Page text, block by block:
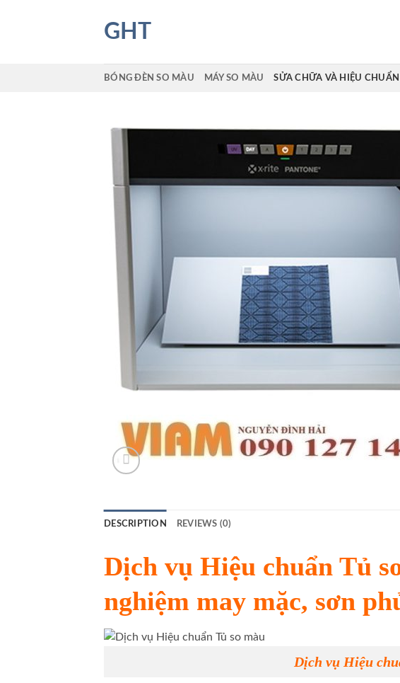
GHT
BÓNG ĐÈN SO MÀU MÁY SO MÀU SỬA CHỮA VÀ HIỆU CHUẨN
DESCRIPTION REVIEWS (0)
Dịch vụ Hiệu chuẩn Tủ
nghiệm may mặc, sơn
Dịch vụ Hiệu